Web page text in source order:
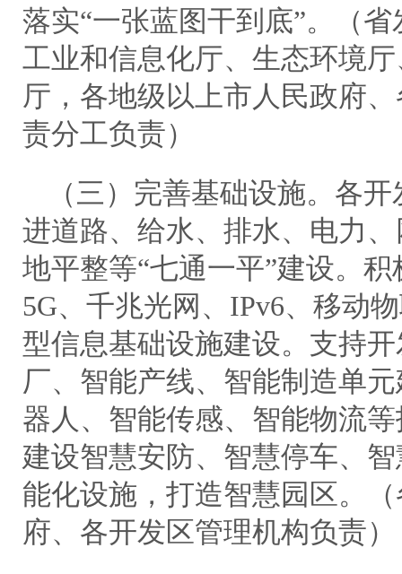
落实“一张蓝图干到底”。（
工业和信息化厅、生态环境
厅，各地级以上市人民政府
责分工负责）
（三）完善基础设施。各
进道路、给水、排水、电力
地平整等“七通一平”建设。
5G、千兆光网、IPv6、移动
型信息基础设施建设。支持
厂、智能产线、智能制造单
器人、智能传感、智能物流
建设智慧安防、智慧停车、
能化设施，打造智慧园区。
府、各开发区管理机构负责）